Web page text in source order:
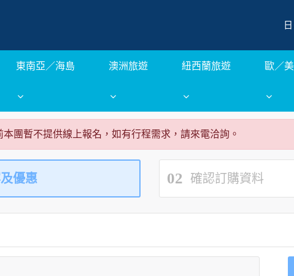
東南亞／海島 澳洲旅遊 紐西蘭旅遊 歐／
本團暫不提供線上報名，如有行程需求，請來電洽詢。
優惠 02 確認訂購資料